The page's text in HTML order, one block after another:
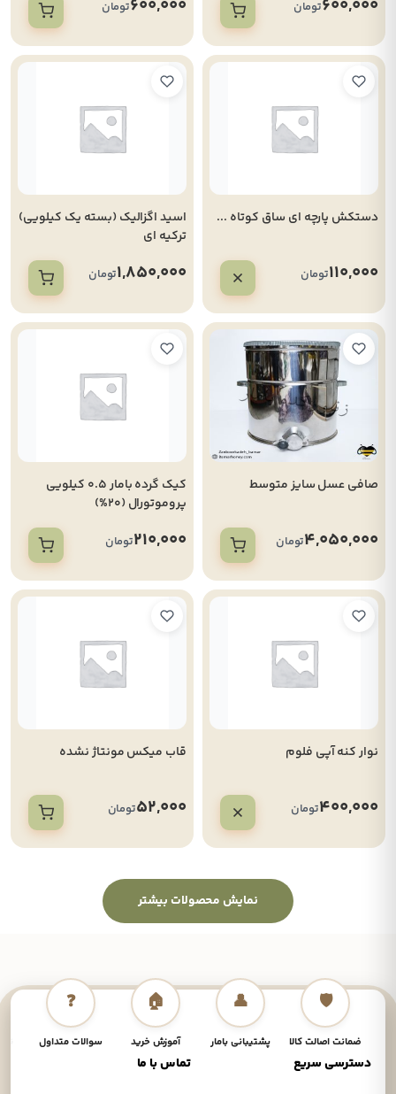
600,000تومان 600,000تومان
دستکش پارچه ای ساق کوتاه ...
110,000تومان
اسید اگزالیک (بسته یک کیلویی)
ترکیه ای
1,850,000تومان
صافی عسل سایز متوسط
4,050,000تومان
کیک گرده بامار 0.5 کیلویی
پروموتورال (20%)
210,000تومان
نوار کنه آپی فلوم
400,000تومان
قاب میکس مونتاژ نشده
52,000تومان
نمایش محصولات بیشتر
🛡️
ضمانت اصالت کالا
👤
پشتیبانی بامار
🏠
آموزش خرید
❓
سوالات متداول
دسترسی سریع تماس با ما